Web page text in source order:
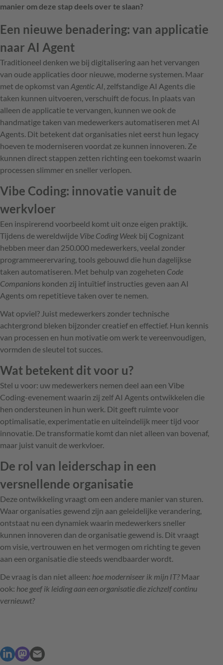
manier om deze stap deels over te slaan?
Een nieuwe benadering: van applicatie
naar AI Agent
Traditioneel denken we bij digitalisering aan het vervangen
van oude applicaties door nieuwe, moderne systemen. Maar
met de opkomst van Agentic AI, zelfstandige AI Agents die
taken kunnen uitvoeren, verschuift de focus. In plaats van
alleen de applicatie te vervangen, kunnen we ook de
handmatige taken van medewerkers automatiseren met AI
Agents. Dit betekent dat organisaties niet eerst hun legacy
hoeven te moderniseren voordat ze kunnen innoveren. Ze
kunnen direct stappen zetten richting een toekomst waarin
processen slimmer en sneller verlopen.
Vibe Coding: innovatie vanuit de
werkvloer
Een inspirerend voorbeeld komt uit onze eigen praktijk.
Tijdens de wereldwijde Vibe Coding Week bij Cognizant
hebben meer dan 250.000 medewerkers, veelal zonder
programmeerervaring, tools gebouwd die hun dagelijkse
taken automatiseren. Met behulp van zogeheten Code
Companions konden zij intuïtief instructies geven aan AI
Agents om repetitieve taken over te nemen.
Wat opviel? Juist medewerkers zonder technische
achtergrond bleken bijzonder creatief en effectief. Hun kennis
van processen en hun motivatie om werk te vereenvoudigen,
vormden de sleutel tot succes.
Wat betekent dit voor u?
Stel u voor: uw medewerkers nemen deel aan een Vibe
Coding-evenement waarin zij zelf AI Agents ontwikkelen die
hen ondersteunen in hun werk. Dit geeft ruimte voor
optimalisatie, experimentatie en uiteindelijk meer tijd voor
innovatie. De transformatie komt dan niet alleen van bovenaf,
maar juist vanuit de werkvloer.
De rol van leiderschap in een
versnellende organisatie
Deze ontwikkeling vraagt om een andere manier van sturen.
Waar organisaties gewend zijn aan geleidelijke verandering,
ontstaat nu een dynamiek waarin medewerkers sneller
kunnen innoveren dan de organisatie gewend is. Dit vraagt
om visie, vertrouwen en het vermogen om richting te geven
aan een organisatie die steeds wendbaarder wordt.
De vraag is dan niet alleen: hoe moderniseer ik mijn IT? Maar
ook: hoe geef ik leiding aan een organisatie die zichzelf continu
vernieuwt?